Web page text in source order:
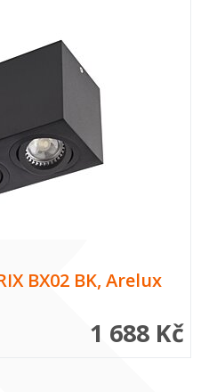
BX02 BK, Arelux
1 688 Kč